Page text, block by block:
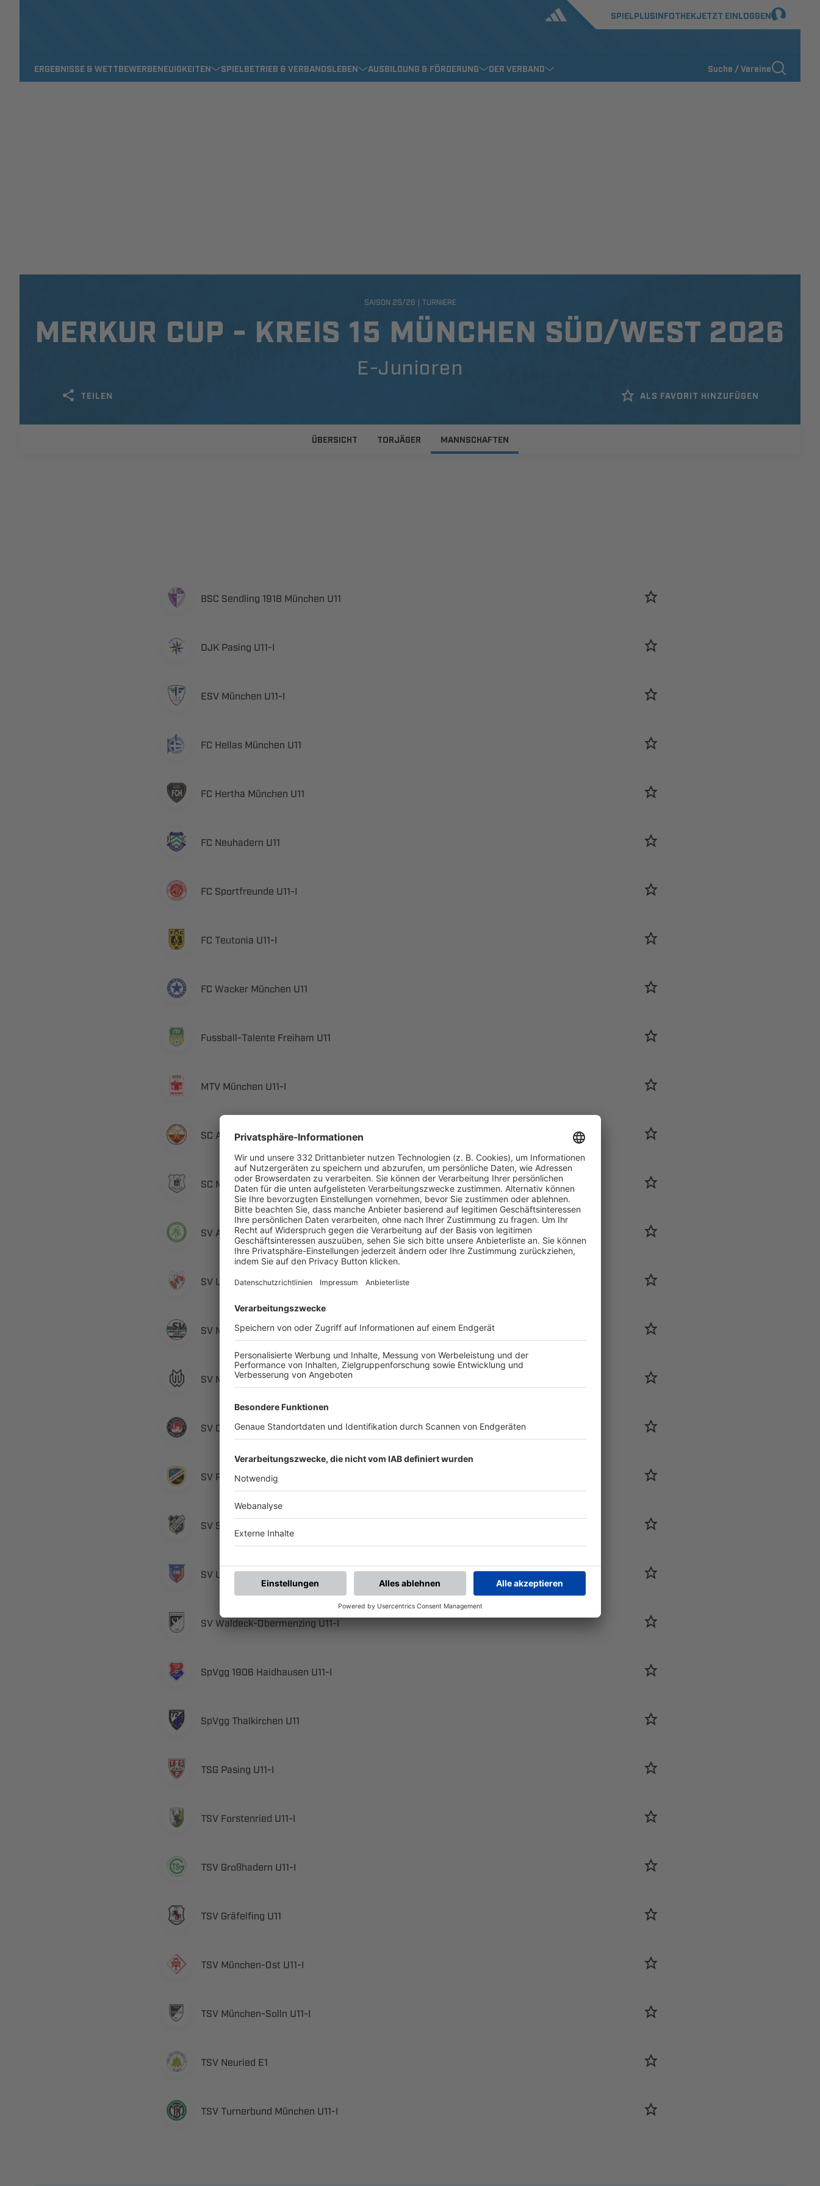
SPIELPLUSINFOTHEKJETZT EINLOGGEN
ERGEBNISSE & WETTBEWERBENEUIGKEITEN SPIELBETRIEB & VERBANDSLEBEN AUSBILDUNG & FÖRDERUNG DER VERBAND Suche / Vereine
MERKUR CUP - KREIS 15 MÜNCHEN SÜD/WEST 2026
E-Junioren
SAISON 25/26 | TURNIERE
TEILEN ALS FAVORIT HINZUFÜGEN
ÜBERSICHT TORJÄGER MANNSCHAFTEN
    
  ​
  ​
   
   
  
  ​
  ​
   
​  
  ​
   
  ​
  ​
  
   
   ​
   ​
 ​ ​
 ​ 
  ​
 ​ ​
   ​
  
  ​
  ​
  ​
  
 ​ ​
 ​ ​
  
   ​